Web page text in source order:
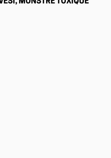
MONSTRE TOXIQUE